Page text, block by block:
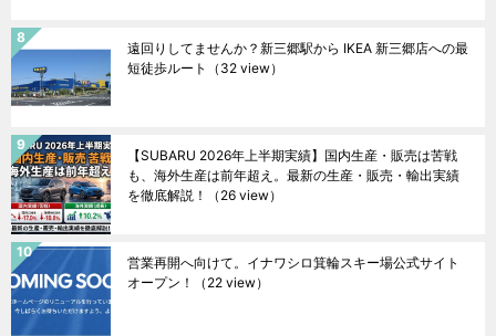
遠回りしてませんか？新三郷駅から IKEA 新三郷店への最
短徒歩ルート
（32 view）
【SUBARU 2026年上半期実績】国内生産・販売は苦戦
も、海外生産は前年超え。最新の生産・販売・輸出実績
を徹底解説！
（26 view）
営業再開へ向けて。イナワシロ箕輪スキー場公式サイト
オープン！
（22 view）